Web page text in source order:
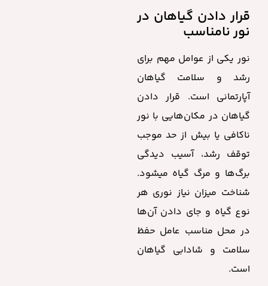
قرار دادن گیاهان در
نور نامناسب
نور یکی از عوامل مهم برای
رشد و سلامت گیاهان
آپارتمانی است. قرار دادن
گیاهان در مکان‌هایی با نور
ناکافی یا بیش از حد موجب
توقف رشد، آسیب دیدگی
برگ‌ها و مرگ گیاه میشود.
شناخت میزان نیاز نوری هر
نوع گیاه و جای دادن آن‌ها
در محل مناسب عامل حفظ
سلامت و شادابی گیاهان
است.